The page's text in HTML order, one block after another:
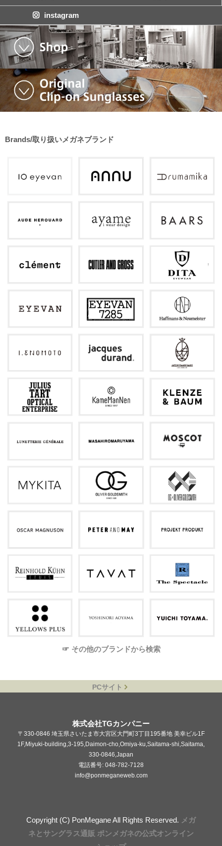
instagram
Brands/取り扱いメガネブランド
☞ その他のブランドから検索
PCサイト
株式会社TGカンパニー
〒330-0846 埼玉県さいたま市大宮区大門町3丁目195番地 美幸ビル1F
1F,Miyuki-building,3-195,Daimon-cho,Omiya-ku,Saitama-shi,Saitama,
330-0846,Japan
電話番号: 048-782-7128
info@ponmeganeweb.com
Copyright (C) PonMegane All Rights Reserved. メガ
ネとサングラス通販 ポンメガネの公式オンライン